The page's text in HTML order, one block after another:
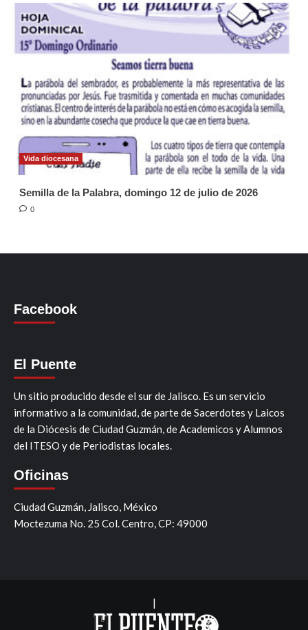
Vida diocesana
Semilla de la Palabra, domingo 12 de julio de 2026
0
Facebook
El Puente
Un sitio producido desde el sur de Jalisco. Es un servicio
informativo a la comunidad, de parte de Sacerdotes y Laicos
de la Diócesis de Ciudad Guzmán, de Academicos y Alumnos
del ITESO y de Periodistas locales.
Oficinas
Ciudad Guzmán, Jalisco, México
Moctezuma No. 25 Col. Centro, CP: 49000
|